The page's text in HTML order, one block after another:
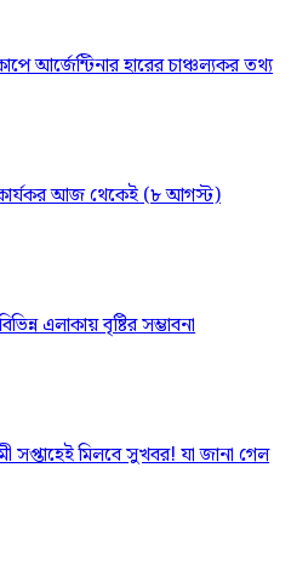
আর্জেন্টিনার হারের চাঞ্চল্যকর তথ্য
কার্যকর আজ থেকেই (৮ আগস্ট)
এলাকায় বৃষ্টির সম্ভাবনা
সপ্তাহেই মিলবে সুখবর! যা জানা গেল